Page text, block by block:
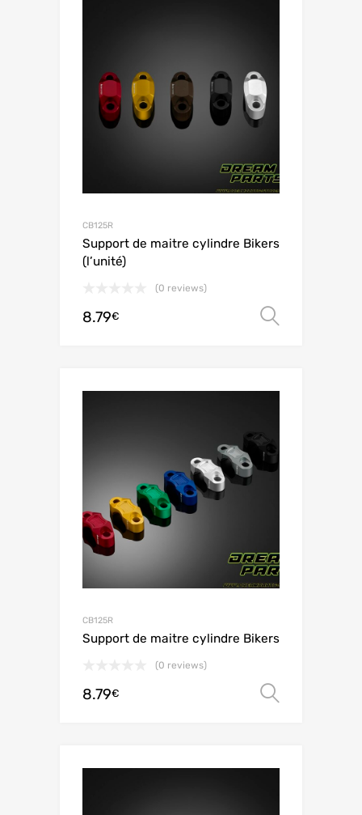
CB125R
Support de maitre cylindre Bikers
(l’unité)
(0 reviews)
8.79€
CB125R
Support de maitre cylindre Bikers
(0 reviews)
8.79€